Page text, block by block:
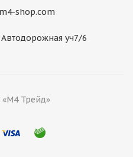
shop.com
уч7/6
Трейд»